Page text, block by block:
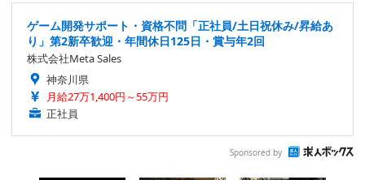
ゲーム開発サポート・資格不問「正社員/土日祝休み/昇給あ
り」第2新卒歓迎・年間休日125日・賞与年2回
株式会社Meta Sales
神奈川県
月給27万1,400円～55万円
正社員
Sponsored by